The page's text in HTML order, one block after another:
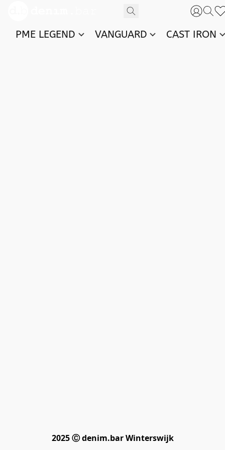
PME LEGEND VANGUARD CAST IRON
2025 Ⓒ denim.bar Winterswijk